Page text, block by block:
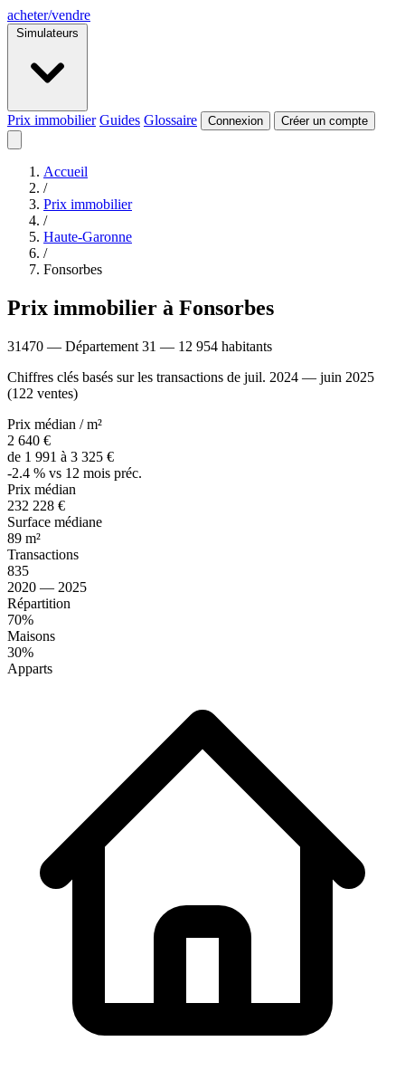
acheter/vendre
Simulateurs
Prix immobilier Guides Glossaire Connexion Créer un compte
Accueil
/
Prix immobilier
/
Haute-Garonne
/
Fonsorbes
Prix immobilier à Fonsorbes
31470 — Département 31 — 12 954 habitants
Chiffres clés basés sur les transactions de juil. 2024 — juin 2025
(122 ventes)
Prix médian / m²
2 640 €
de 1 991 à 3 325 €
-2.4 % vs 12 mois préc.
Prix médian
232 228 €
Surface médiane
89 m²
Transactions
835
2020 — 2025
Répartition
70%
Maisons
30%
Apparts